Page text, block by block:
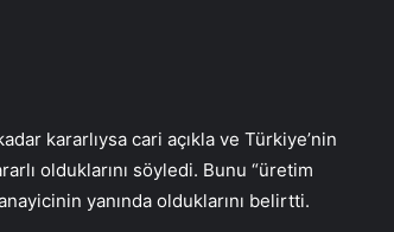
kararlıysa cari açıkla ve Türkiye’nin
olduklarını söyledi. Bunu “üretim
yanında olduklarını belirtti.